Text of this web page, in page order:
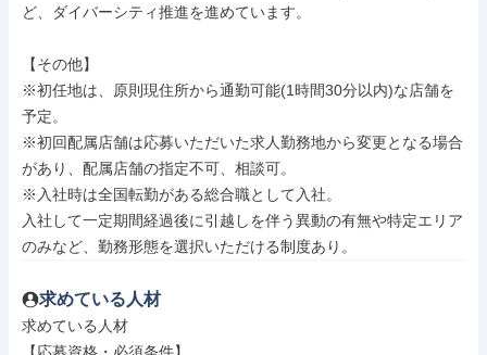
ど、ダイバーシティ推進を進めています。
【その他】
※初任地は、原則現住所から通勤可能(1時間30分以内)な店舗を
予定。
※初回配属店舗は応募いただいた求人勤務地から変更となる場合
があり、配属店舗の指定不可、相談可。
※入社時は全国転勤がある総合職として入社。
入社して一定期間経過後に引越しを伴う異動の有無や特定エリア
のみなど、勤務形態を選択いただける制度あり。
求めている人材
求めている人材